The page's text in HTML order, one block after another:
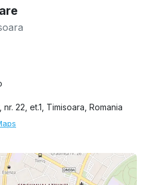
22, et.1, Timisoara, Romania